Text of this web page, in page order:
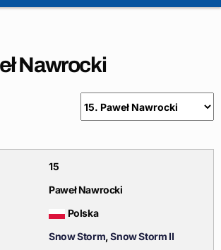
Nawrocki
15
Paweł Nawrocki
Polska
Snow Storm,Snow Storm II